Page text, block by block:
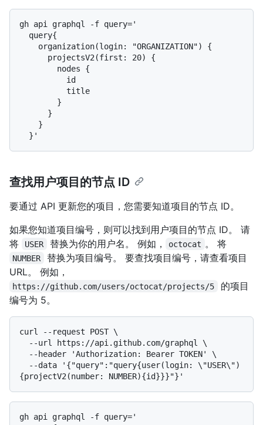
gh api graphql -f query='
查找用户项目的节点 ID
要通过 API 更新您的项目，您需要知道项目的节点 ID。
如果您知道项目编号，则可以找到用户项目的节点 ID。 请
将
USER 替换为你的用户名。 例如， octocat 。 将
NUMBER
替换为项目编号。 要查找项目编号，请查看项目
URL。 例如，
https://github.com/users/octocat/projects/5
的项目
编号为 5。
curl --request POST \
gh api graphql -f query='